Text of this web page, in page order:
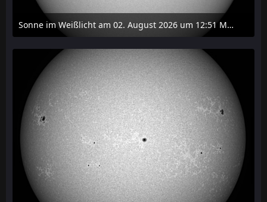
Sonne im Weißlicht am 02. August 2026 um 12:51 MESZ
2. August 2026 um 16:37